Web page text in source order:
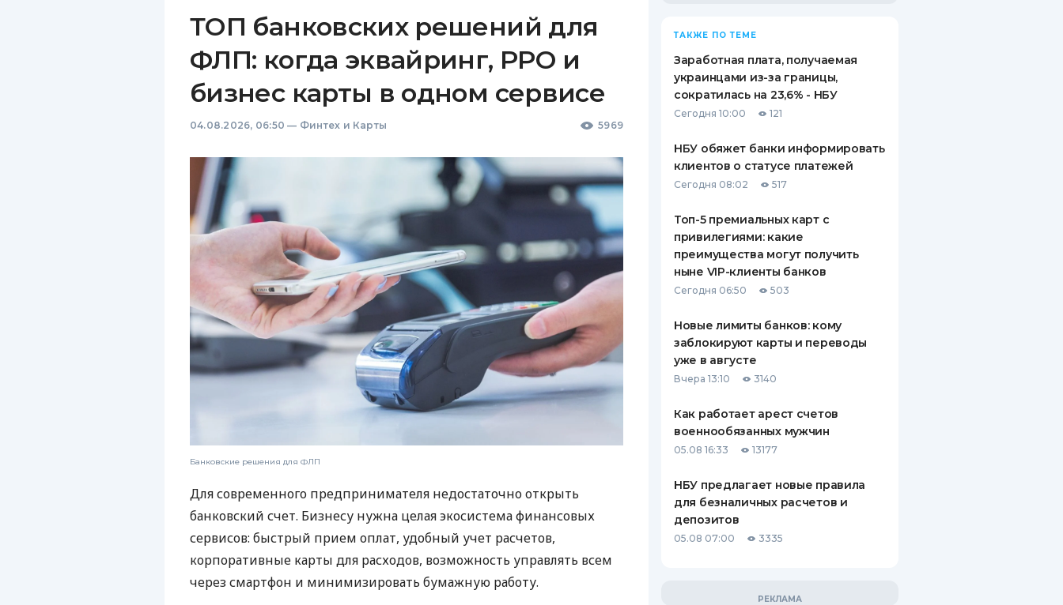
ТОП банковских решений для
ФЛП: когда эквайринг, РРО и
бизнес карты в одном сервисе
04.08.2026, 06:50 — Финтех и Карты 5969
Банковские решения для ФЛП
Для современного предпринимателя недостаточно открыть
банковский счет. Бизнесу нужна целая экосистема финансовых
сервисов: быстрый прием оплат, удобный учет расчетов,
корпоративные карты для расходов, возможность управлять всем
через смартфон и минимизировать бумажную работу.
ТАКЖЕ ПО ТЕМЕ
Заработная плата, получаемая
украинцами из-за границы,
сократилась на 23,6% - НБУ
Сегодня 10:00 121
НБУ обяжет банки информировать
клиентов о статусе платежей
Сегодня 08:02 517
Топ-5 премиальных карт с
привилегиями: какие
преимущества могут получить
ныне VIP-клиенты банков
Сегодня 06:50 503
Новые лимиты банков: кому
заблокируют карты и переводы
уже в августе
Вчера 13:10 3140
Как работает арест счетов
военнообязанных мужчин
05.08 16:33 13177
НБУ предлагает новые правила
для безналичных расчетов и
депозитов
05.08 07:00 3335